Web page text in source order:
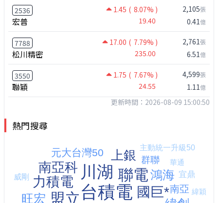
2536 1.45 ( 8.07% )
宏普 19.40
2,105張
0.41億
7788 17.00 ( 7.79% )
松川精密 235.00
2,761張
6.51億
3550 1.75 ( 7.67% )
聯穎 24.55
4,599張
1.11億
更新時間：2026-08-09 15:00:50
熱門搜尋